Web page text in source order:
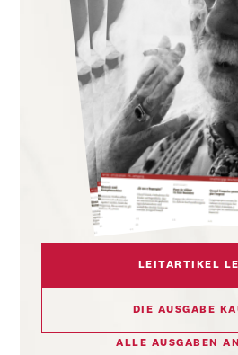
LEITARTIKEL
DIE AUSGABE
ALLE AUSGABEN